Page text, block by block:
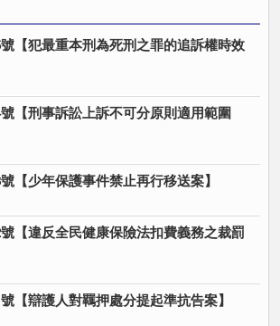
【犯最重本刑為死刑之罪的追訴權時效
【刑事訴訟上訴不可分原則適用範圍
【少年保護事件禁止再行移送案】
【違反全民健康保險法扣費義務之裁罰
【辯護人對羈押處分提起準抗告案】